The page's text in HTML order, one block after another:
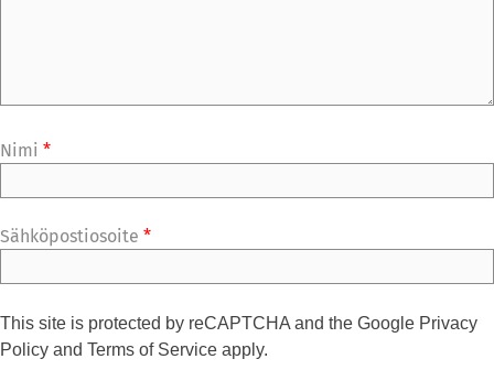
Nimi *
Sähköpostiosoite *
This site is protected by reCAPTCHA and the Google Privacy
Policy and Terms of Service apply.